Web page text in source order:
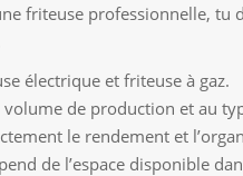
friteuse professionnelle, tu
électrique et friteuse à gaz.
de production et au
le rendement et
de l’espace disponible